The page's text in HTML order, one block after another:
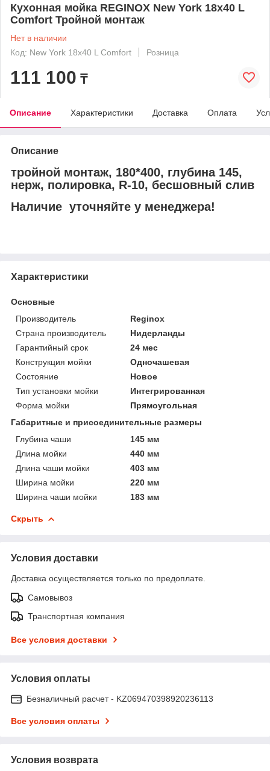
Кухонная мойка REGINOX New York 18x40 L
Comfort Тройной монтаж
Нет в наличии
Код: New York 18x40 L Comfort
Розница
111 100 ₸
Описание Характеристики Доставка Оплата
Описание
тройной монтаж, 180*400, глубина 145,
нерж, полировка, R-10, бесшовный слив
Наличие уточняйте у менеджера!
Характеристики
Основные
Производитель
Reginox
Страна производитель
Нидерланды
Гарантийный срок
24 мес
Конструкция мойки
Одночашевая
Состояние
Новое
Тип установки мойки
Интегрированная
Форма мойки
Прямоугольная
Габаритные и присоединительные размеры
Глубина чаши
145 мм
Длина мойки
440 мм
Длина чаши мойки
403 мм
Ширина мойки
220 мм
Ширина чаши мойки
183 мм
Скрыть
Условия доставки
Доставка осуществляется только по предоплате.
Самовывоз
Транспортная компания
Все условия доставки
Условия оплаты
Безналичный расчет - KZ069470398920236113
Все условия оплаты
Условия возврата